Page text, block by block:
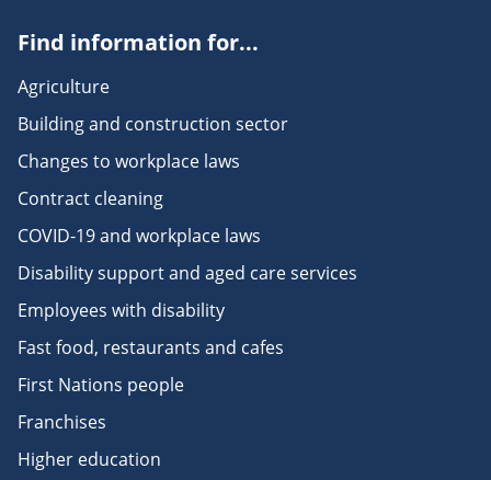
Find information for...
Agriculture
Building and construction sector
Changes to workplace laws
Contract cleaning
COVID-19 and workplace laws
Disability support and aged care services
Employees with disability
Fast food, restaurants and cafes
First Nations people
Franchises
Higher education